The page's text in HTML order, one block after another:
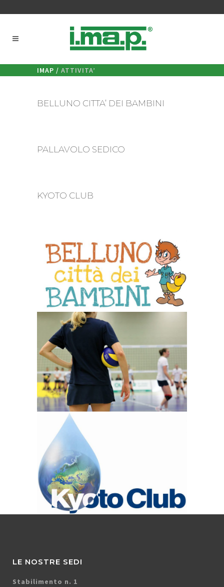
IMAP / ATTIVITA’
BELLUNO CITTA’ DEI BAMBINI
PALLAVOLO SEDICO
KYOTO CLUB
LE NOSTRE SEDI
Stabilimento n. 1